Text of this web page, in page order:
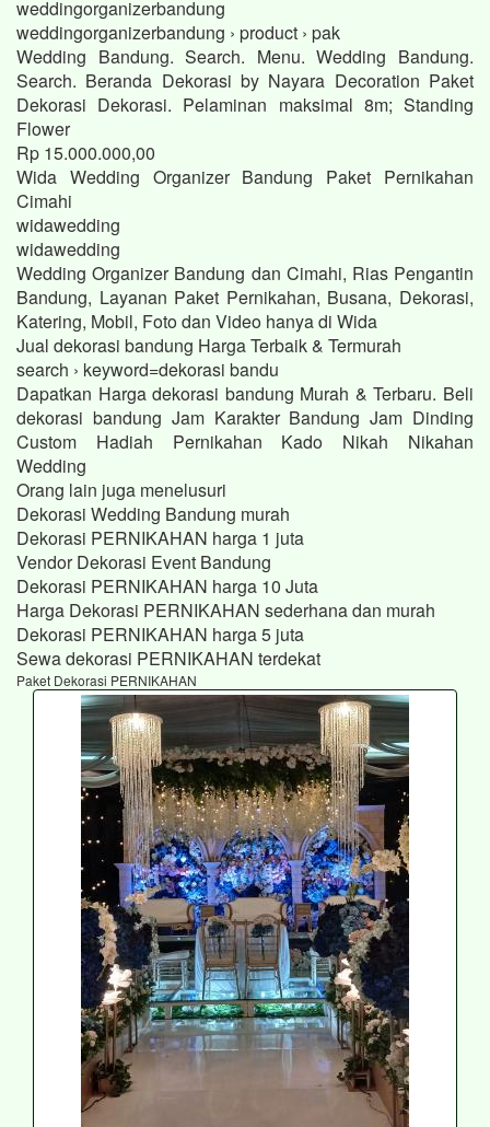
weddingorganizerbandung
weddingorganizerbandung › product › pak
Wedding Bandung. Search. Menu. Wedding Bandung.
Search. Beranda Dekorasi by Nayara Decoration Paket
Dekorasi Dekorasi. Pelaminan maksimal 8m; Standing
Flower
Rp 15.000.000,00
Wida Wedding Organizer Bandung Paket Pernikahan
Cimahi
widawedding
widawedding
Wedding Organizer Bandung dan Cimahi, Rias Pengantin
Bandung, Layanan Paket Pernikahan, Busana, Dekorasi,
Katering, Mobil, Foto dan Video hanya di Wida
Jual dekorasi bandung Harga Terbaik & Termurah
search › keyword=dekorasi bandu
Dapatkan Harga dekorasi bandung Murah & Terbaru. Beli
dekorasi bandung Jam Karakter Bandung Jam Dinding
Custom Hadiah Pernikahan Kado Nikah Nikahan
Wedding
Orang lain juga menelusuri
Dekorasi Wedding Bandung murah
Dekorasi PERNIKAHAN harga 1 juta
Vendor Dekorasi Event Bandung
Dekorasi PERNIKAHAN harga 10 Juta
Harga Dekorasi PERNIKAHAN sederhana dan murah
Dekorasi PERNIKAHAN harga 5 juta
Sewa dekorasi PERNIKAHAN terdekat
Paket Dekorasi PERNIKAHAN